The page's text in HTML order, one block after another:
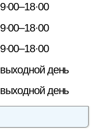
9·00–18·00
9·00–18·00
9·00–18·00
выходной день
выходной день